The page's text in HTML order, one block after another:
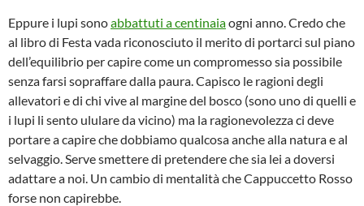
Eppure i lupi sonoabbattuti a centinaiaogni anno. Credo che
al libro di Festa vada riconosciuto il merito di portarci sul piano
dell’equilibrio per capire come un compromesso sia possibile
senza farsi sopraffare dalla paura. Capisco le ragioni degli
allevatori e di chi vive al margine del bosco (sono uno di quelli e
i lupi li sento ululare da vicino) ma la ragionevolezza ci deve
portare a capire che dobbiamo qualcosa anche alla natura e al
selvaggio. Serve smettere di pretendere che sia lei a doversi
adattare a noi. Un cambio di mentalità che Cappuccetto Rosso
forse non capirebbe.